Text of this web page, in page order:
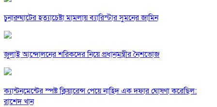
চুনারুঘাটের হত্যাচেষ্টা মামলায় ব্যারিস্টার সুমনের জামিন
জুলাই আন্দোলনের শরিকদের নিয়ে প্রধানমন্ত্রীর নৈশভোজ
ক্যান্টনমেন্টের স্পষ্ট ক্লিয়ারেন্স পেয়ে নাহিদ এক দফার ঘোষণা করেছিল:
রাশেদ খান